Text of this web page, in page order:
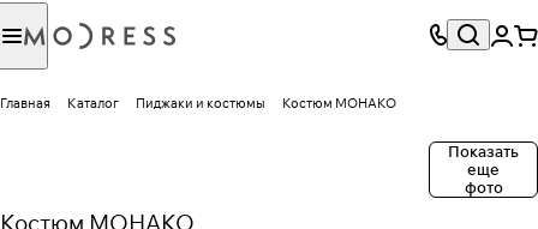
Главная Каталог Пиджаки и костюмы Костюм МОНАКО
Показать
еще
фото
Костюм МОНАКО